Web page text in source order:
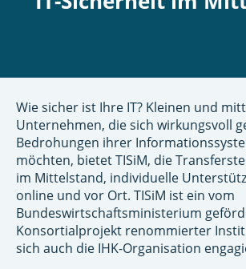
Wie sicher ist Ihre IT? Kleinen und
Unternehmen, die sich wirkungsvoll
Bedrohungen ihrer
möchten, bietet TISiM, die
im Mittelstand, individuelle
online und vor Ort. TISiM ist ein vom
Bundeswirtschaftsministerium
Konsortialprojekt renommierter
sich auch die IHK-Organisation